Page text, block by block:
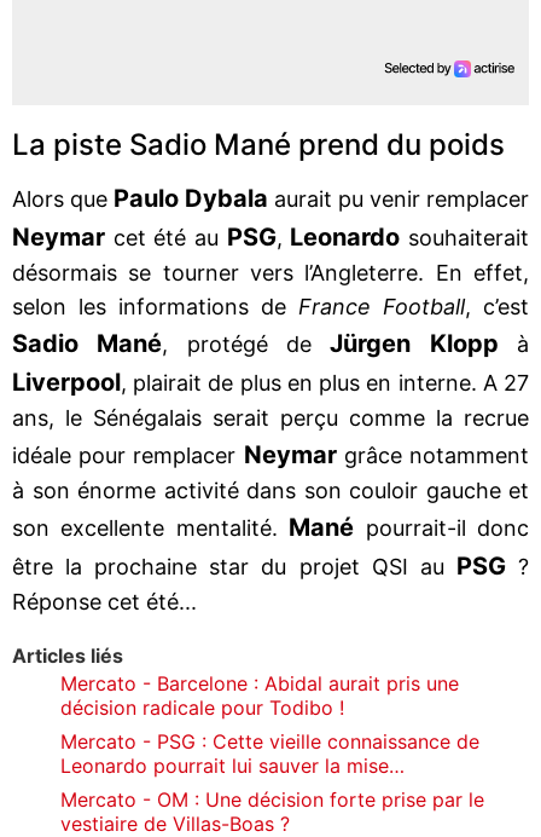
La piste Sadio Mané prend du poids
Alors que Paulo Dybala aurait pu venir remplacer
Neymar cet été au PSG, Leonardo souhaiterait
désormais se tourner vers l’Angleterre. En effet,
selon les informations de France Football, c’est
Sadio Mané, protégé deJürgen Klopp à
Liverpool, plairait de plus en plus en interne. A 27
ans, le Sénégalais serait perçu comme la recrue
idéale pour remplacer Neymargrâce notamment
à son énorme activité dans son couloir gauche et
son excellente mentalité. Mané pourrait-il donc
être la prochaine star du projet QSI au PSG?
Réponse cet été...
Articles liés
Mercato - Barcelone : Abidal aurait pris une
décision radicale pour Todibo !
Mercato - PSG : Cette vieille connaissance de
Leonardo pourrait lui sauver la mise…
Mercato - OM : Une décision forte prise par le
vestiaire de Villas-Boas ?